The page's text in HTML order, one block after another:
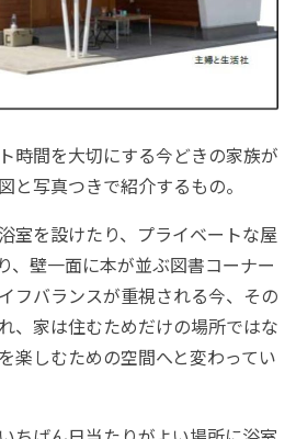
時間を大切にする今どきの家族が
と写真つきで紹介するもの。
室を設けたり、プライベートな屋
、壁一面に本が並ぶ図書コーナー
フバランスが重視される今、その
、家は住むためだけの場所ではな
楽しむための空間へと変わってい